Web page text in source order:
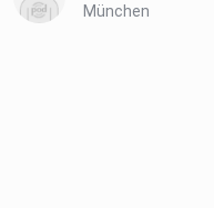
München